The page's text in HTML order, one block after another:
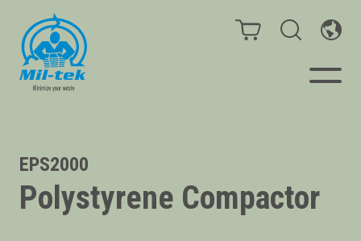
Segmenten
EPS2000
Polystyrene Compactor